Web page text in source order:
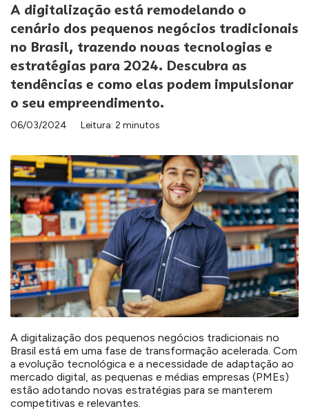
A digitalização está remodelando o
cenário dos pequenos negócios tradicionais
no Brasil, trazendo novas tecnologias e
estratégias para 2024. Descubra as
tendências e como elas podem impulsionar
o seu empreendimento.
06/03/2024 Leitura: 2 minutos
A digitalização dos pequenos negócios tradicionais no
Brasil está em uma fase de transformação acelerada. Com
a evolução tecnológica e a necessidade de adaptação ao
mercado digital, as pequenas e médias empresas (PMEs)
estão adotando novas estratégias para se manterem
competitivas e relevantes.